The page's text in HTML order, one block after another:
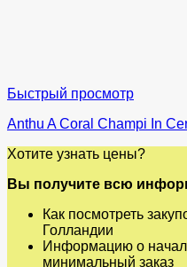
Быстрый просмотр
Anthu A Coral Champi In
Хотите узнать цены?
Вы получите всю
Как посмотреть
Голландии
Информацию о
минимальный заказ